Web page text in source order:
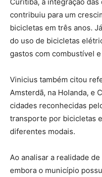
contribuiu para um
bicicletas em três anos.
do uso de bicicletas
gastos com combustível
Vinicius também citou
Amsterdã, na Holanda, e
cidades reconhecidas
transporte por bicicletas
diferentes modais.
Ao analisar a realidade
embora o município